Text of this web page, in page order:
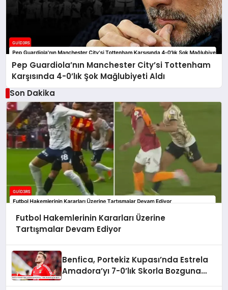
Pep Guardiola’nın Manchester City’si Tottenham
Karşısında 4-0’lık Şok Mağlubiyeti Aldı
Son Dakika
Futbol Hakemlerinin Kararları Üzerine
Tartışmalar Devam Ediyor
Benfica, Portekiz Kupası’nda Estrela
Amadora’yı 7-0’lık Skorla Bozguna